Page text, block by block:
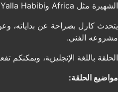
الشهيرة مثل Africa وYalla Habibi، وأغنيته التي اجتاحت تيك توك Yeah Habibi والتي تجاوزت 7 مليارات مشاهدة.
يتحدث كارل بصراحة عن بداياته،
مشروعه الفني.
الحلقة باللغة الإنجليزية، ويمكنكم
مواضيع الحلقة: